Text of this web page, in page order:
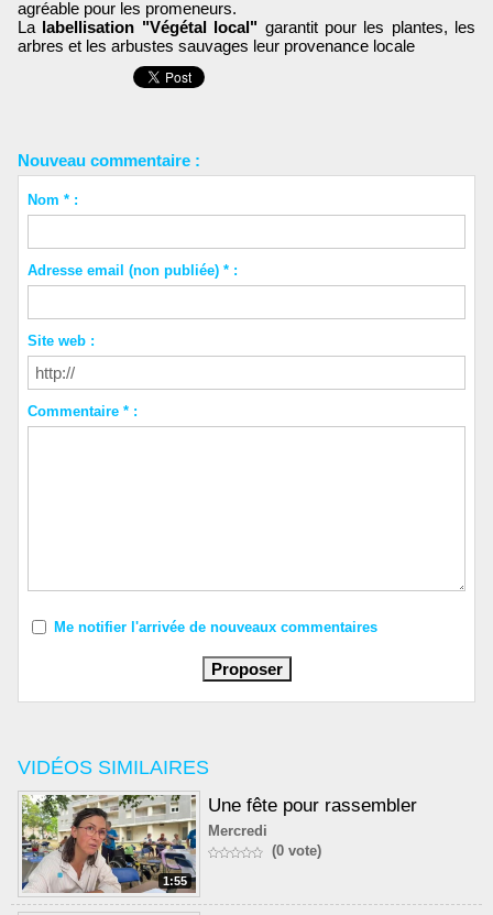
VIDÉOS SIMILAIRES
1:55
Une fête pour rassembler
Mercredi
(0 vote)
agréable pour les promeneurs.
La labellisation "Végétal local" garantit pour les plantes, les
arbres et les arbustes sauvages leur provenance locale
Nouveau commentaire :
Nom * :
Adresse email (non publiée) * :
Site web :
Commentaire * :
Me notifier l'arrivée de nouveaux commentaires